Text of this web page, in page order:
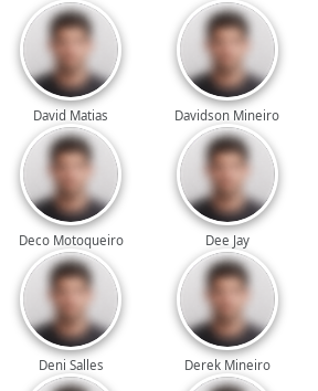
David Matias Davidson Mineiro
Deco Motoqueiro Dee Jay
Deni Salles Derek Mineiro